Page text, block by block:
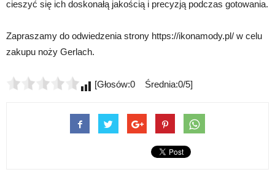
cieszyć się ich doskonałą jakością i precyzją podczas gotowania.
Zapraszamy do odwiedzenia strony https://ikonamody.pl/ w celu
zakupu noży Gerlach.
[Głosów:0 Średnia:0/5]